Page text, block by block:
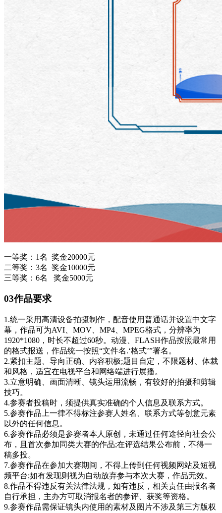
一等奖：1名 奖金20000元
二等奖：3名 奖金10000元
三等奖：6名 奖金5000元
03作品要求
1.统一采用高清设备拍摄制作，配音使用普通话并设置中文字
幕，作品可为AVI、MOV、MP4、MPEG格式，分辨率为
1920*1080，时长不超过60秒。动漫、FLASH作品按照最常用
的格式报送，作品统一按照“文件名.‘格式’”署名。
2.紧扣主题、导向正确、内容积极;题目自定，不限题材、体裁
和风格，适宜在电视平台和网络端进行展播。
3.立意明确、画面清晰、镜头运用流畅，有较好的拍摄和剪辑
技巧。
4.参赛者投稿时，须提供真实准确的个人信息及联系方式。
5.参赛作品上一律不得标注参赛人姓名、联系方式等创意元素
以外的任何信息。
6.参赛作品必须是参赛者本人原创，未通过任何途径向社会公
布，且首次参加同类大赛的作品;在评选结果公布前，不得一
稿多投。
7.参赛作品在参加大赛期间，不得上传到任何视频网站及短视
频平台;如有发现则视为自动放弃参与本次大赛，作品无效。
8.作品不得违反有关法律法规，如有违反，相关责任由报名者
自行承担，主办方可取消报名者的参评、获奖等资格。
9.参赛作品需保证镜头内使用的素材及图片不涉及第三方版权